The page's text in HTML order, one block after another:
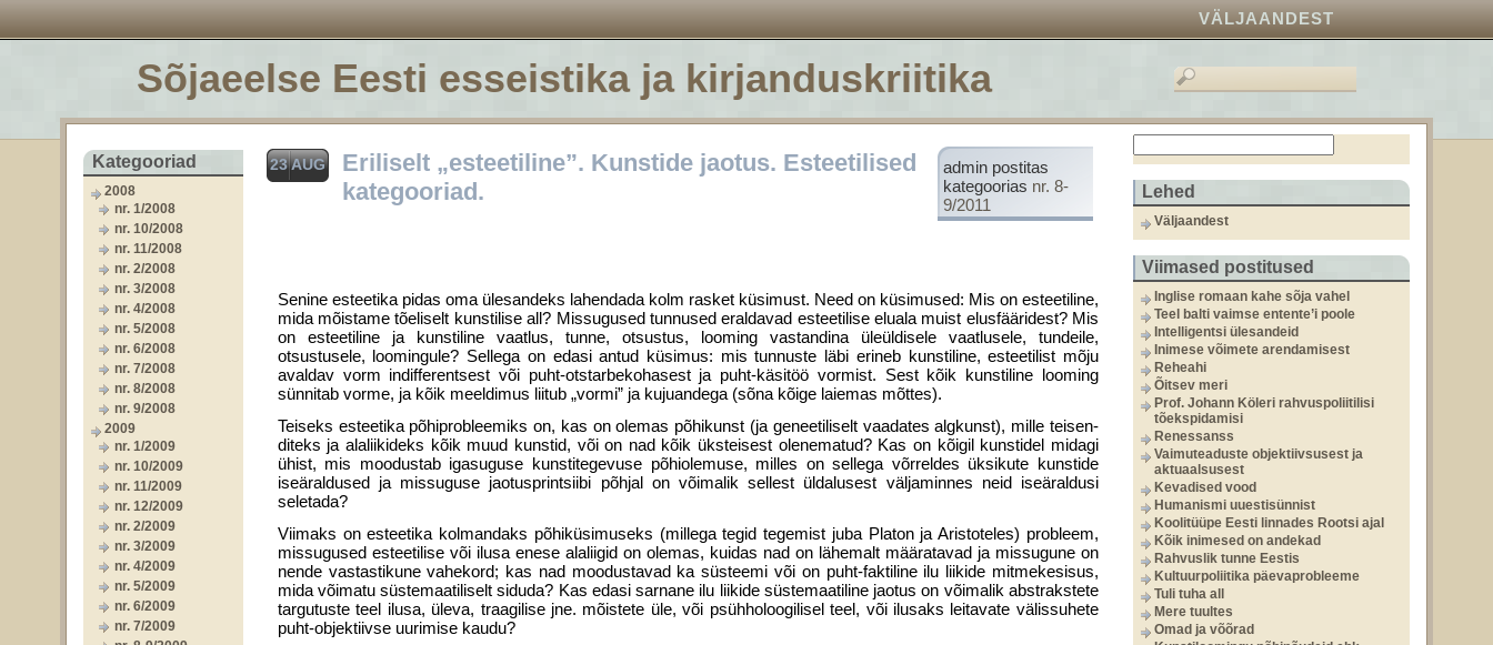
VÄLJAANDEST
Sõjaeelse Eesti esseistika ja kirjanduskriitika
Kategooriad
2008
nr. 1/2008
nr. 10/2008
nr. 11/2008
nr. 2/2008
nr. 3/2008
nr. 4/2008
nr. 5/2008
nr. 6/2008
nr. 7/2008
nr. 8/2008
nr. 9/2008
2009
nr. 1/2009
nr. 10/2009
nr. 11/2009
nr. 12/2009
nr. 2/2009
nr. 3/2009
nr. 4/2009
nr. 5/2009
nr. 6/2009
nr. 7/2009
Lehed
Väljaandest
Viimased postitused
Inglise romaan kahe sõja vahel
Teel balti vaimse entente’i poole
Intelligentsi ülesandeid
Inimese võimete arendamisest
Reheahi
Õitsev meri
Prof. Johann Köleri rahvuspoliitilisi
tõekspidamisi
Renessanss
Vaimuteaduste objektiivsusest ja
aktuaalsusest
Kevadised vood
Humanismi uuestisünnist
Koolitüüpe Eesti linnades Rootsi ajal
Kõik inimesed on andekad
Rahvuslik tunne Eestis
Kultuurpoliitika päevaprobleeme
Tuli tuha all
Mere tuultes
Omad ja võõrad
admin postitas
kategoorias nr. 8-
9/2011
23 AUG
Eriliselt „esteetiline”. Kunstide jaotus. Esteetilised
kategooriad.
Senine esteetika pidas oma ülesandeks lahendada kolm rasket küsimust. Need on küsimused: Mis on esteetiline,
mida mõistame tõeliselt kunstilise all? Missugused tunnused eraldavad esteetilise eluala muist elusfääridest? Mis
on esteetiline ja kunstiline vaatlus, tunne, otsustus, looming vastandina üleüldisele vaatlusele, tundeile,
otsustusele, loomingule? Sellega on edasi antud küsimus: mis tunnuste läbi erineb kunstiline, esteetilist mõju
avaldav vorm indifferentsest või puht-otstarbekohasest ja puht-käsitöö vormist. Sest kõik kunstiline looming
sünnitab vorme, ja kõik meeldimus liitub „vormi” ja kujuandega (sõna kõige laiemas mõttes).
Teiseks esteetika põhiprobleemiks on, kas on olemas põhikunst (ja geneetiliselt vaadates algkunst), mille teisen­
diteks ja alaliikideks kõik muud kunstid, või on nad kõik üksteisest olenematud? Kas on kõigil kunstidel midagi
ühist, mis moodustab igasuguse kunstitegevuse põhiolemuse, milles on sellega võrreldes üksikute kunstide
iseäraldused ja missuguse jaotusprintsiibi põhjal on võimalik sellest üldalusest väljaminnes neid iseäraldusi
seletada?
Viimaks on esteetika kolmandaks põhiküsimuseks (mil­lega tegid tegemist juba Platon ja Aristoteles) probleem,
missugused esteetilise või ilusa enese alaliigid on olemas, kuidas nad on lähemalt määratavad ja missugune on
nende vastastikune vahekord; kas nad moodustavad ka süsteemi või on puht-faktiline ilu liikide mitmekesisus,
mida võimatu süstemaatiliselt siduda? Kas edasi sarnane ilu liikide süste­maatiline jaotus on võimalik abstrakstete
targutuste teel ilusa, üleva, traagilise jne. mõistete üle, või psühholoogilisel teel, või ilusaks leitavate välissuhete
puht-objektiivse uuri­mise kaudu?